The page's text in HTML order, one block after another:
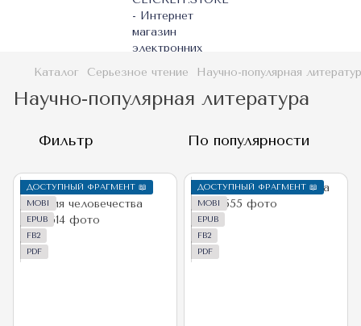
Каталог Серьезное чтение Научно-популярная
Научно-популярная литература
Фильтр По популярности
ДОСТУПНЫЙ ФРАГМЕНТ 📖
MOBI
EPUB
FB2
PDF
ДОСТУПНЫЙ ФРАГМЕНТ 📖
MOBI
EPUB
FB2
PDF